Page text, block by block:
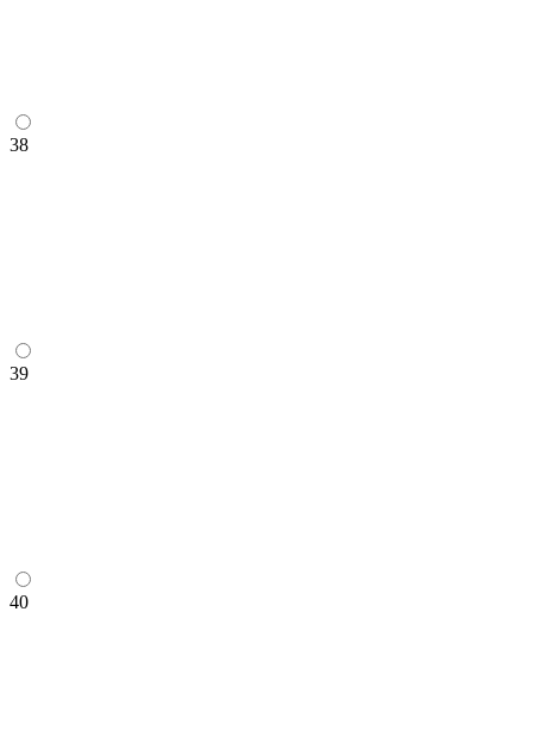
38
39
40